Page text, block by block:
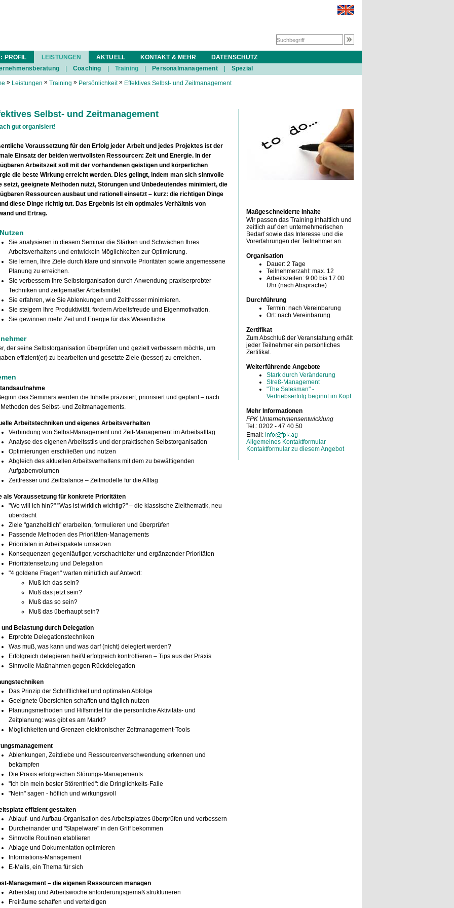
PROFIL LEISTUNGEN AKTUELL KONTAKT & MEHR
DATENSCHUTZ
Coaching Training Personalmanagement Spezial
» Leistungen » Training » Persönlichkeit» Effektives Selbst- und Zeitmanagement
Selbst- und Zeitmanagement
gut organisiert!
Voraussetzung für den Erfolg jeder Arbeit und jedes Projektes ist der
Einsatz der beiden wertvollsten Ressourcen: Zeit und Energie. In der
Arbeitszeit soll mit der vorhandenen geistigen und körperlichen
die beste Wirkung erreicht werden. Dies gelingt, indem man sich sinnvolle
setzt, geeignete Methoden nutzt, Störungen und Unbedeutendes minimiert, die
Ressourcen ausbaut und rationell einsetzt – kurz: die richtigen Dinge
diese Dinge richtig tut. Das Ergebnis ist ein optimales Verhältnis von
und Ertrag.
Sie analysieren in diesem Seminar die Stärken und Schwächen Ihres
Arbeitsverhaltens und entwickeln Möglichkeiten zur Optimierung.
Sie lernen, Ihre Ziele durch klare und sinnvolle Prioritäten sowie angemessene
Planung zu erreichen.
Sie verbessern Ihre Selbstorganisation durch Anwendung praxiserprobter
Techniken und zeitgemäßer Arbeitsmittel.
Sie erfahren, wie Sie Ablenkungen und Zeitfresser minimieren.
Sie steigern Ihre Produktivität, fördern Arbeitsfreude und Eigenmotivation.
Sie gewinnen mehr Zeit und Energie für das Wesentliche.
der seine Selbstorganisation überprüfen und gezielt verbessern möchte, um
effizient(er) zu bearbeiten und gesetzte Ziele (besser) zu erreichen.
des Seminars werden die Inhalte präzisiert, priorisiert und geplant – nach
des Selbst- und Zeitmanagements.
Arbeitstechniken und eigenes Arbeitsverhalten
Verbindung von Selbst-Management und Zeit-Management im Arbeitsalltag
Analyse des eigenen Arbeitsstils und der praktischen Selbstorganisation
Optimierungen erschließen und nutzen
Abgleich des aktuellen Arbeitsverhaltens mit dem zu bewältigenden
Aufgabenvolumen
Zeitfresser und Zeitbalance – Zeitmodelle für die Alltag
als Voraussetzung für konkrete Prioritäten
"Wo will ich hin?" "Was ist wirklich wichtig?" – die klassische Zielthematik, neu
überdacht
Ziele "ganzheitlich" erarbeiten, formulieren und überprüfen
Passende Methoden des Prioritäten-Managements
Prioritäten in Arbeitspakete umsetzen
Konsequenzen gegenläufiger, verschachtelter und ergänzender Prioritäten
Prioritätensetzung und Delegation
"4 goldene Fragen" warten minütlich auf Antwort:
Muß ich das sein?
Muß das jetzt sein?
Muß das so sein?
Muß das überhaupt sein?
und Belastung durch Delegation
Erprobte Delegationstechniken
Was muß, was kann und was darf (nicht) delegiert werden?
Erfolgreich delegieren heißt erfolgreich kontrollieren – Tips aus der Praxis
Sinnvolle Maßnahmen gegen Rückdelegation
Das Prinzip der Schriftlichkeit und optimalen Abfolge
Geeignete Übersichten schaffen und täglich nutzen
Planungsmethoden und Hilfsmittel für die persönliche Aktivitäts- und
Zeitplanung: was gibt es am Markt?
Möglichkeiten und Grenzen elektronischer Zeitmanagement-Tools
Ablenkungen, Zeitdiebe und Ressourcenverschwendung erkennen und
bekämpfen
Die Praxis erfolgreichen Störungs-Managements
"Ich bin mein bester Störenfried": die Dringlichkeits-Falle
"Nein" sagen - höflich und wirkungsvoll
effizient gestalten
Ablauf- und Aufbau-Organisation des Arbeitsplatzes überprüfen und verbessern
Durcheinander und "Stapelware" in den Griff bekommen
Sinnvolle Routinen etablieren
Ablage und Dokumentation optimieren
Informations-Management
E-Mails, ein Thema für sich
Management – die eigenen Ressourcen managen
Arbeitstag und Arbeitswoche anforderungsgemäß strukturieren
Freiräume schaffen und verteidigen
Maßgeschneiderte Inhalte
Wir passen das Training inhaltlich und
zeitlich auf den unternehmerischen
Bedarf sowie das Interesse und die
Vorerfahrungen der Teilnehmer an.
Organisation
Dauer: 2 Tage
Teilnehmerzahl: max. 12
Arbeitszeiten: 9.00 bis 17.00
Uhr (nach Absprache)
Durchführung
Termin: nach Vereinbarung
Ort: nach Vereinbarung
Zertifikat
Zum Abschluß der Veranstaltung erhält
jeder Teilnehmer ein persönliches
Zertifikat.
Weiterführende Angebote
Stark durch Veränderung
Streß-Management
"The Salesman" -
Vertriebserfolg beginnt im Kopf
Mehr Informationen
FPK Unternehmensentwicklung
Tel.: 0202 - 47 40 50
Email:
Allgemeines Kontaktformular
Kontaktformular zu diesem Angebot